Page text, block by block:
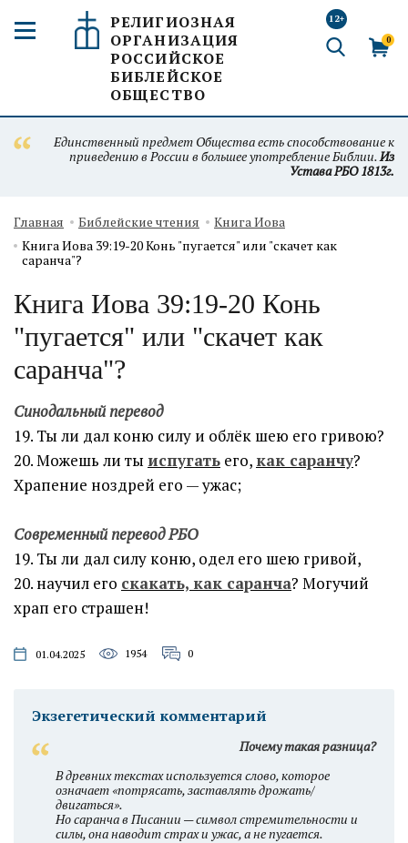
РЕЛИГИОЗНАЯ
ОРГАНИЗАЦИЯ
РОССИЙСКОЕ
БИБЛЕЙСКОЕ
ОБЩЕСТВО
12+
0
Единственный предмет Общества есть способствование к
приведению в России в большее употребление Библии.Из
Устава РБО 1813г.
Главная Библейские чтения
Книга Иова
Книга Иова 39:19-20 Конь "пугается" или "скачет как
саранча"?
Книга Иова 39:19-20 Конь
"пугается" или "скачет как
саранча"?
Синодальный перевод
19. Ты ли дал коню силу и облёк шею его гривою?
20. Можешь ли ты испугать его, как саранчу?
Храпение ноздрей его — ужас;
Современный перевод РБО
19. Ты ли дал силу коню, одел его шею гривой,
20. научил его скакать, как саранча? Могучий
храп его страшен!
01.04.2025 1954 0
Экзегетический комментарий
Почему такая разница?
В древних текстах используется слово, которое
означает «потрясать, заставлять дрожать/
двигаться».
Но саранча в Писании — символ стремительности и
силы, она наводит страх и ужас, а не пугается.